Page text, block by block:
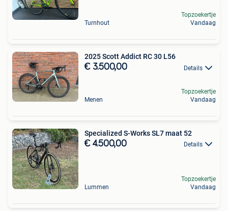
Turnhout
Topzoekertje
Vandaag
2025 Scott Addict RC 30 L56
€ 3.500,00 Details
Menen
Topzoekertje
Vandaag
Specialized S-Works SL7 maat 52
€ 4.500,00 Details
Lummen
Topzoekertje
Vandaag